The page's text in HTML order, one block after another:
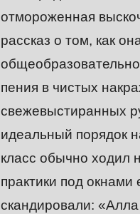
отмороженная
рассказ о том, как
пения в чистых
свежевыстиранных
идеальный порядок
класс обычно ходил
практики под
скандировали: